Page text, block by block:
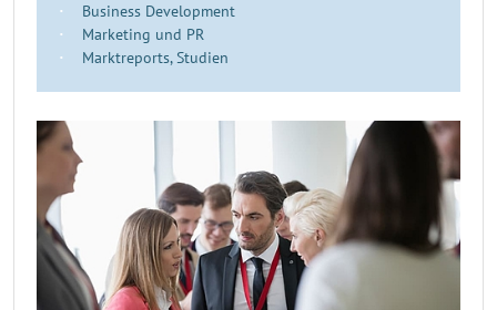
Business Development
Marketing und PR
Marktreports, Studien